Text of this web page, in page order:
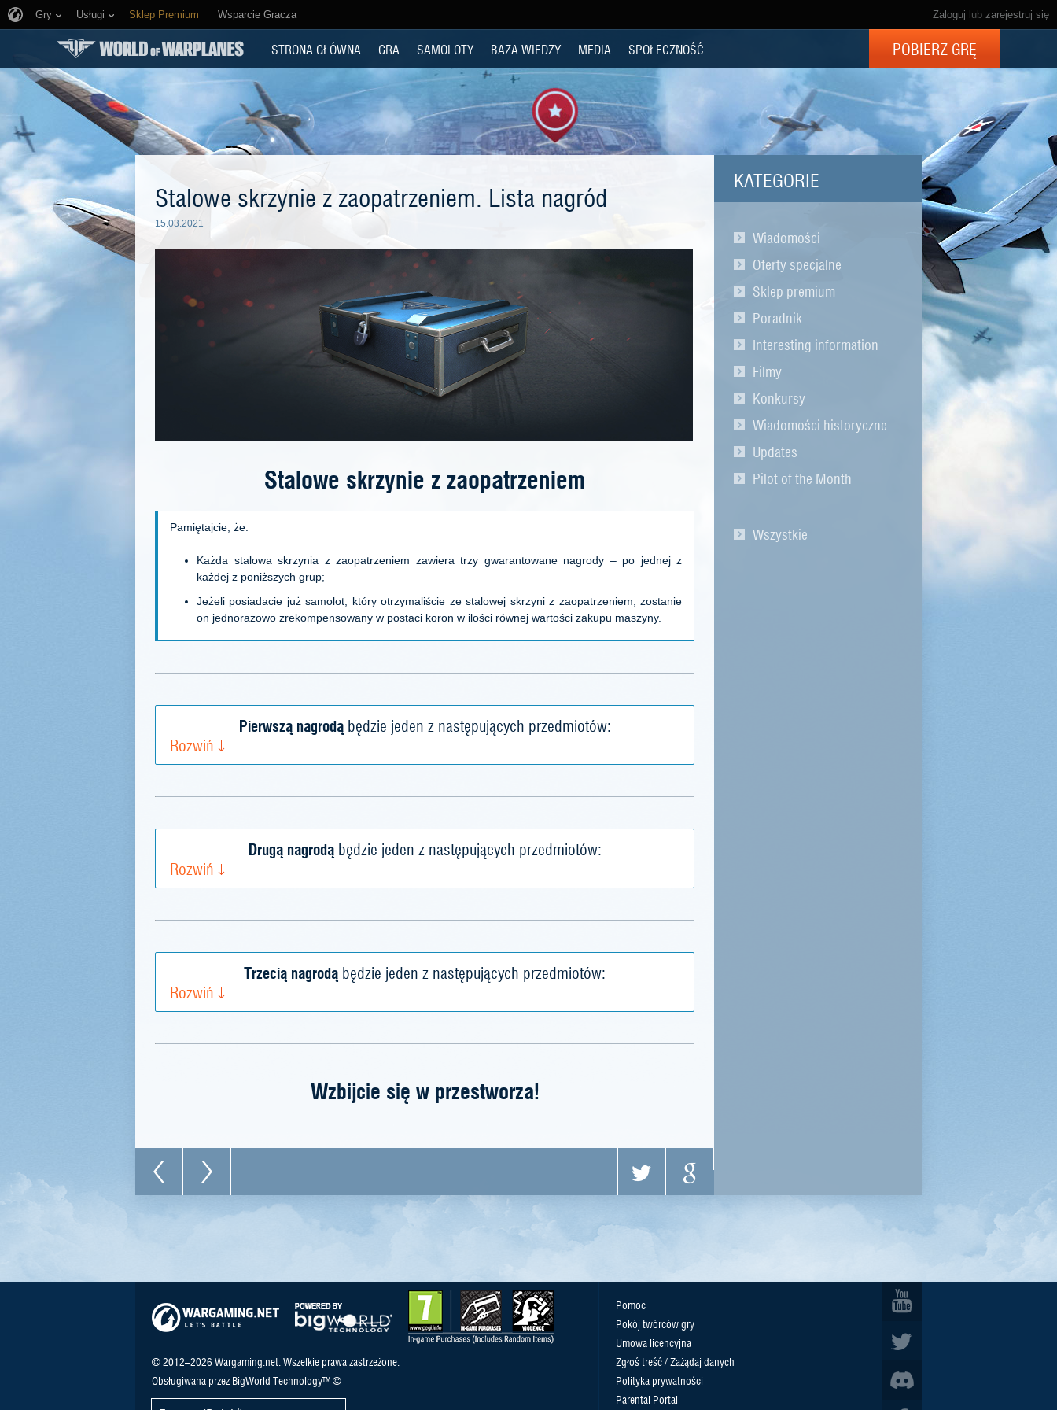
Zaloguj lub zarejestruj się
Gry Usługi Sklep Premium Wsparcie Gracza
STRONA GŁÓWNA GRA SAMOLOTY BAZA WIEDZY MEDIA SPOŁECZNOŚĆ POBIERZ GRĘ
KATEGORIE
Wiadomości
Oferty specjalne
Sklep premium
Poradnik
Interesting information
Filmy
Konkursy
Wiadomości historyczne
Updates
Pilot of the Month
Wszystkie
Stalowe skrzynie z zaopatrzeniem. Lista nagród
15.03.2021
Stalowe skrzynie z zaopatrzeniem
Pamiętajcie, że:
Każda stalowa skrzynia z zaopatrzeniem zawiera trzy gwarantowane nagrody – po jednej z
każdej z poniższych grup;
Jeżeli posiadacie już samolot, który otrzymaliście ze stalowej skrzyni z zaopatrzeniem, zostanie
on jednorazowo zrekompensowany w postaci koron w ilości równej wartości zakupu maszyny.
Pierwszą nagrodąbędzie jeden z następujących przedmiotów:
Rozwiń
Drugą nagrodąbędzie jeden z następujących przedmiotów:
Rozwiń
Trzecią nagrodą będzie jeden z następujących przedmiotów:
Rozwiń
Wzbijcie się w przestworza!
© 2012–2026 Wargaming.net. Wszelkie prawa zastrzeżone.
Obsługiwana przez BigWorld Technology™ ©
Pomoc
Pokój twórców gry
Umowa licencyjna
Zgłoś treść / Zażądaj danych
Polityka prywatności
Parental Portal